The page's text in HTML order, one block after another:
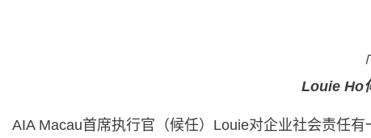
Louie Ho
AIA Macau首席执行官（候任）Louie对企业社会责任